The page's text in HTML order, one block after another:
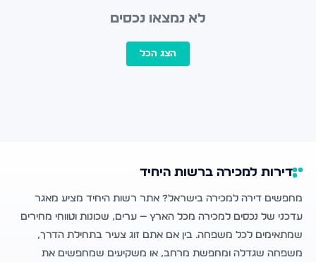
לא נמצאו נכסים
הצג הכל
דירות למכירה ברשות היחיד
מחפשים דירה למכירה בישראל? אתר רשות היחיד מציע מאגר
עדכני של נכסים למכירה מכל הארץ — ערים, שכונות וטווחי מחירים
שמתאימים לכל משפחה. בין אם אתם זוג צעיר בתחילת הדרך,
משפחה שגדלה ומחפשת מרחב, או משקיעים שמחפשים את